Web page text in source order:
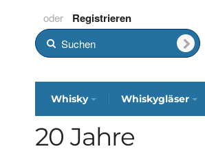
Registrieren
Whisky Whiskygläser
20 Jahre